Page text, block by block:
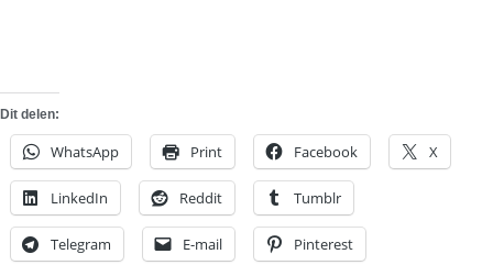
Dit delen:
WhatsApp Print Facebook X
LinkedIn Reddit Tumblr
Telegram E-mail Pinterest